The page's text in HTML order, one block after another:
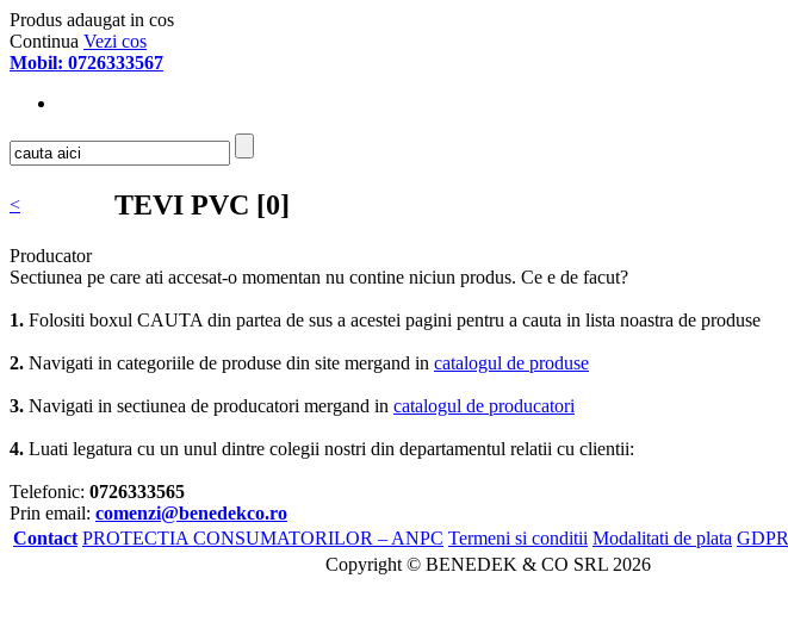
Produs adaugat in cos
Continua Vezi cos
Mobil: 0726333567
< TEVI PVC [0]
Producator
Sectiunea pe care ati accesat-o momentan nu contine niciun produs. Ce e de facut?
1. Folositi boxul CAUTA din partea de sus a acestei pagini pentru a cauta in lista noastra de produse
2. Navigati in categoriile de produse din site mergand in catalogul de produse
3. Navigati in sectiunea de producatori mergand in catalogul de producatori
4. Luati legatura cu un unul dintre colegii nostri din departamentul relatii cu clientii:
Telefonic: 0726333565
Prin email: comenzi@benedekco.ro
Contact PROTECTIA CONSUMATORILOR – ANPC Termeni si conditii Modalitati de plata GDPR
Copyright © BENEDEK & CO SRL 2026